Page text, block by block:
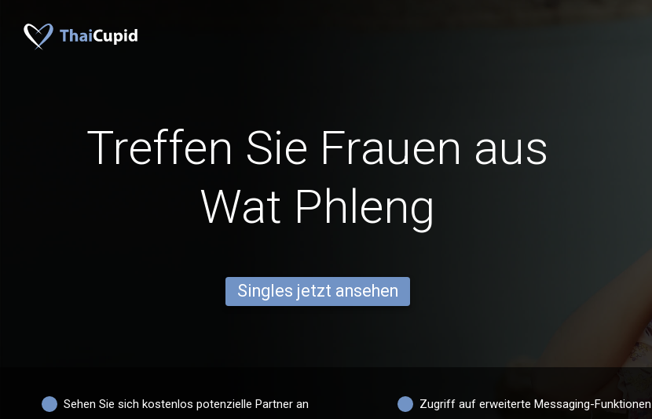
Treffen Sie Frauen aus
Wat Phleng
Singles jetzt ansehen
Sehen Sie sich kostenlos potenzielle Partner an Zugriff auf erweiterte Messaging-Funktionen